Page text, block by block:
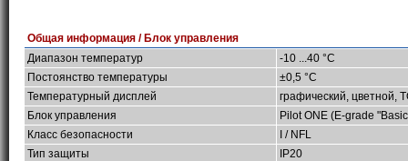
Общая информация / Блок управления
Диапазон температур
-10 ...40 °C
Постоянство температуры
±0,5 °C
Температурный дисплей
графический, цветной,
Блок управления
Pilot ONE (E-grade
Класс безопасности
I / NFL
Тип защиты
IP20